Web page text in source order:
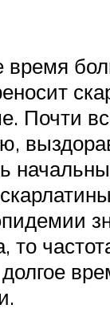
время
Почти
то